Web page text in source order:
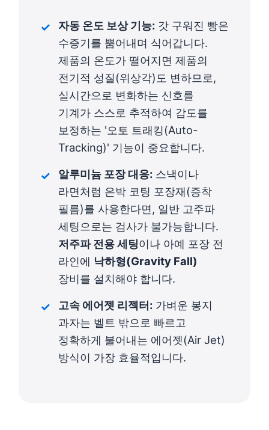
자동 온도 보상 기능: 갓 구워진 빵은
수증기를 뿜어내며 식어갑니다.
제품의 온도가 떨어지면 제품의
전기적 성질(위상각)도 변하므로,
실시간으로 변화하는 신호를
기계가 스스로 추적하여 감도를
보정하는 '오토 트래킹(Auto-
Tracking)' 기능이 중요합니다.
알루미늄 포장 대응: 스낵이나
라면처럼 은박 코팅 포장재(증착
필름)를 사용한다면, 일반 고주파
세팅으로는 검사가 불가능합니다.
저주파 전용 세팅이나 아예 포장 전
라인에 낙하형(Gravity Fall)
장비를 설치해야 합니다.
고속 에어젯 리젝터: 가벼운 봉지
과자는 벨트 밖으로 빠르고
정확하게 불어내는 에어젯(Air Jet)
방식이 가장 효율적입니다.